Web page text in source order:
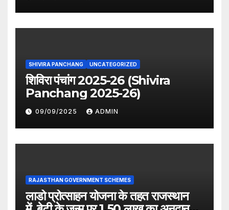
SHIVIRA PANCHANG UNCATEGORIZED
शिविरा पंचांग 2025-26 (Shivira
Panchang 2025-26)
09/09/2025 ADMIN
RAJASTHAN GOVERNMENT SCHEMES
लाडो प्रोत्साहन योजना के तहत राजस्थान